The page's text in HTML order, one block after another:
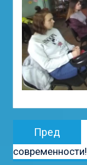
Навигация
записям
Пред
современности!